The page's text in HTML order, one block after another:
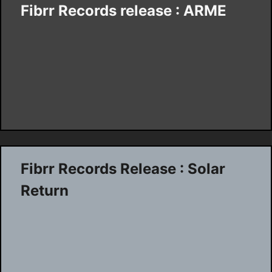
Fibrr Records release : ARME
Fibrr Records Release : Solar
Return